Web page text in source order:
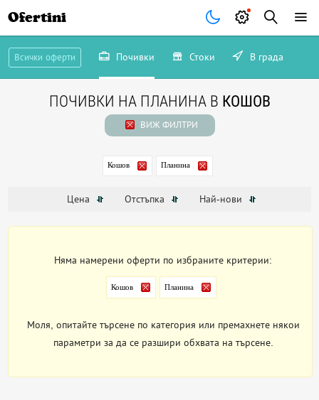
Ofertini
Всички оферти Почивки Стоки В града
ПОЧИВКИ НА ПЛАНИНА В КОШОВ
ВИЖ ФИЛТРИ
Кошов Планина
Цена Отстъпка Най-нови
Няма намерени оферти по избраните критерии:
Кошов Планина
Моля, опитайте търсене по категория или премахнете някои
параметри за да се разшири обхвата на търсене.